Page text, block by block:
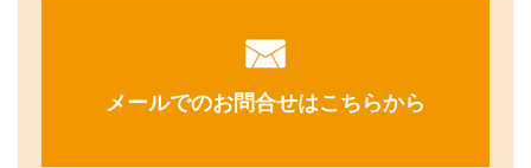
メールでのお問合せはこちらから